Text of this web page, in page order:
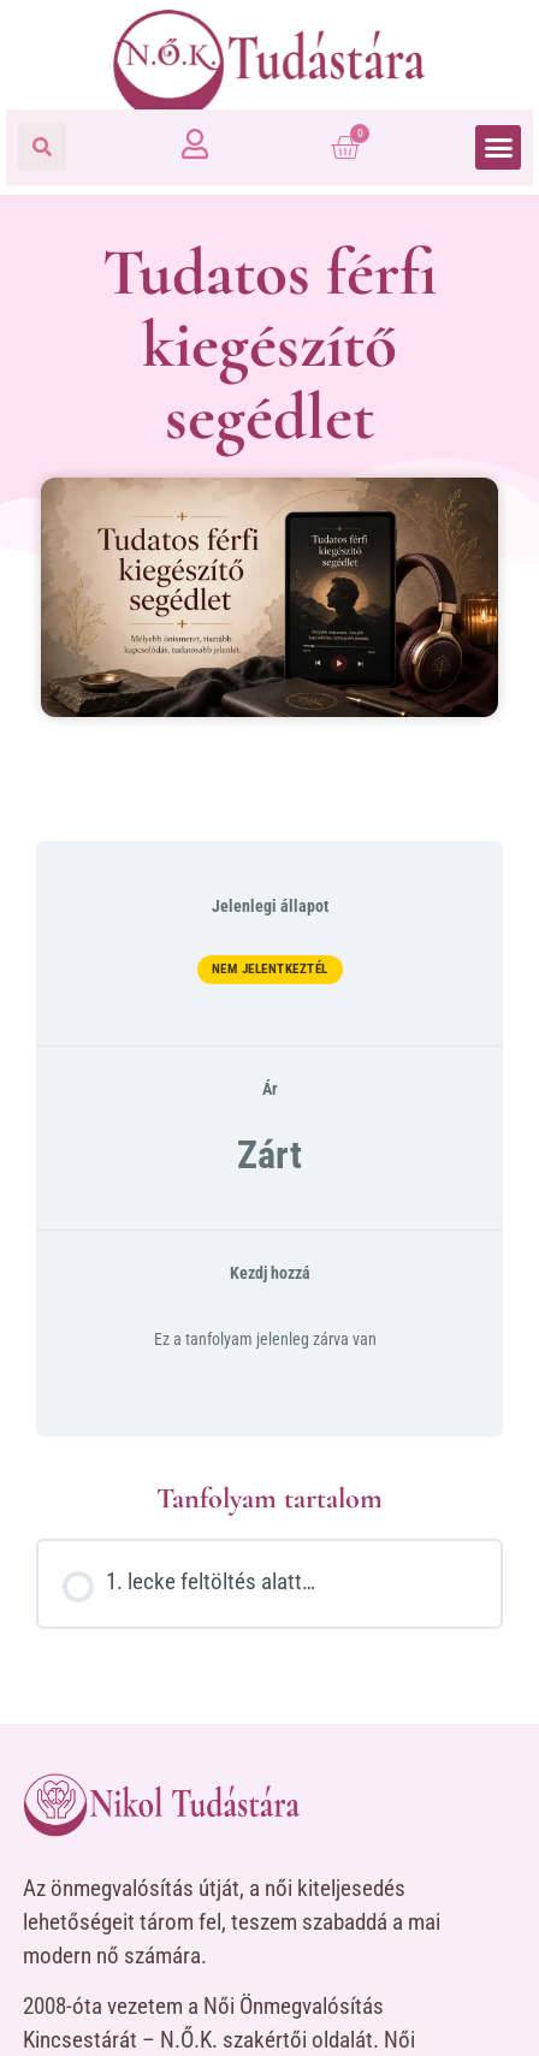
0
Tudatos férfi
kiegészítő
segédlet
Jelenlegi állapot
NEM JELENTKEZTÉL
Ár
Zárt
Kezdj hozzá
Ez a tanfolyam jelenleg zárva van
Tanfolyam tartalom
1. lecke feltöltés alatt…
Az önmegvalósítás útját, a női kiteljesedés
lehetőségeit tárom fel, teszem szabaddá a mai
modern nő számára.
2008-óta vezetem a Női Önmegvalósítás
Kincsestárát – N.Ő.K. szakértői oldalát. Női